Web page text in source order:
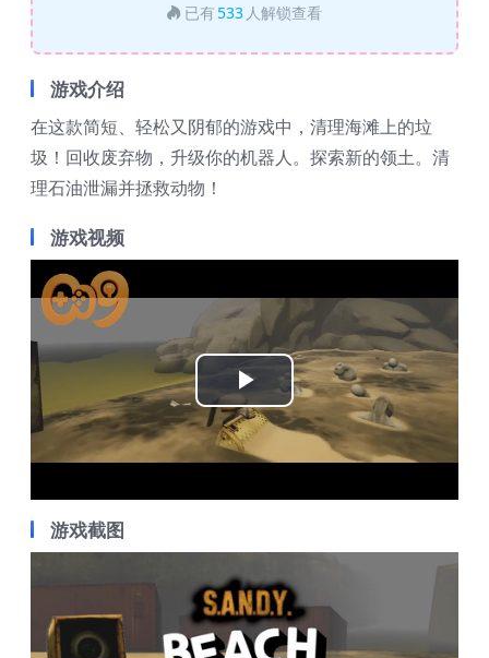
已有 533 人解锁查看
游戏介绍
在这款简短、轻松又阴郁的游戏中，清理海滩上的垃
圾！回收废弃物，升级你的机器人。探索新的领土。清
理石油泄漏并拯救动物！
游戏视频
Play
Video
游戏截图